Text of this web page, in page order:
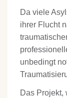
Da viele
ihrer Flucht
unbedingt
Das Projekt,